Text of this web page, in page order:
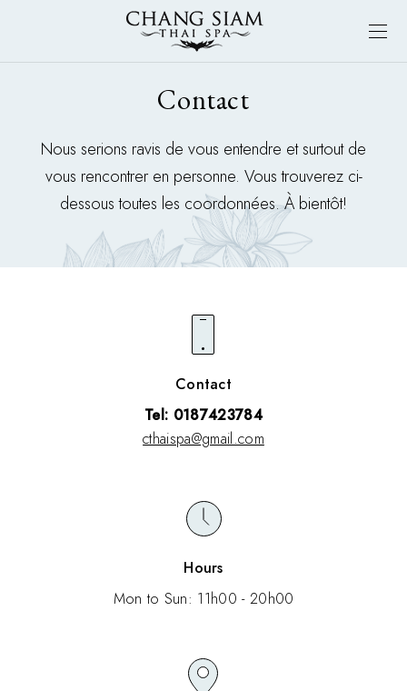
Contact
Nous serions ravis de vous entendre et surtout de
vous rencontrer en personne. Vous trouverez ci-
dessous toutes les coordonnées. À bientôt!
Contact
Tel: 0187423784
cthaispa@gmail.com
Hours
Mon to Sun: 11h00 - 20h00